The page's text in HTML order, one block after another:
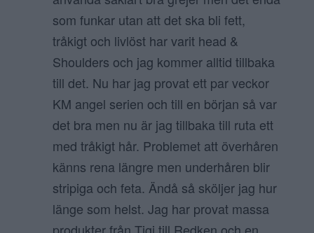
som funkar utan att det ska bli fett,
tråkigt och livlöst har varit head &
Shoulders och jag kommer alltid tillbaka
till det. Nu har jag provat ett par veckor
KM angel serien och till en början så var
det bra men nu är jag tillbaka till ruta ett
med tråkigt hår. Problemet att överhåren
känns rena längre men underhåren blir
stripiga och feta. Ändå så sköljer jag hur
länge som helst. Jag har provat massa